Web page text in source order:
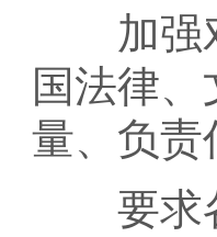
加强对
国法律
量、负责
要求各